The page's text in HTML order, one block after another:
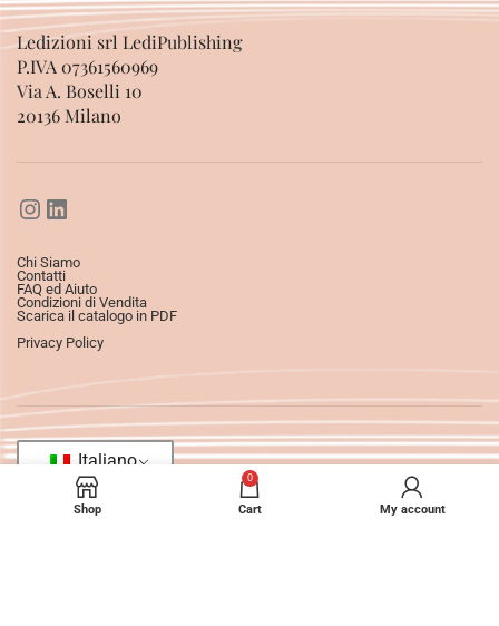
Ledizioni srl LediPublishing
P.IVA 07361560969
Via A. Boselli 10
20136 Milano
Chi Siamo
Contatti
FAQ ed Aiuto
Condizioni di Vendita
Scarica il catalogo in PDF
Privacy Policy
Italiano
Shop
0
Cart My account